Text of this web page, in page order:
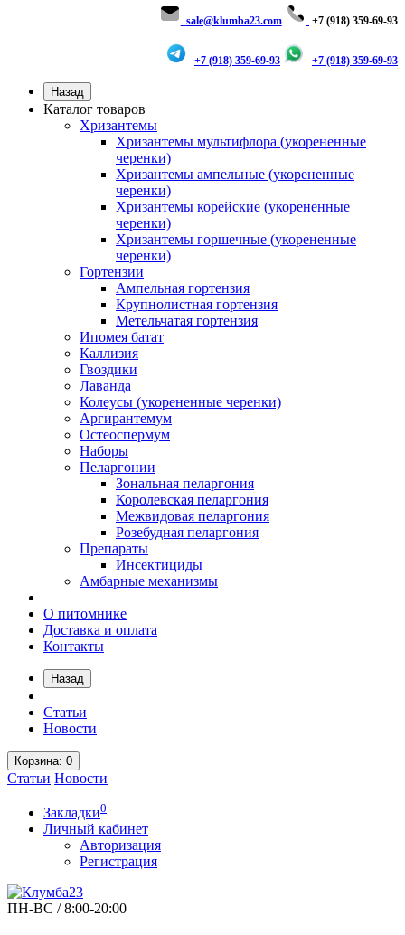
sale@klumba23.com +7 (918) 359-69-93
+7 (918) 359-69-93 +7 (918) 359-69-93
Назад
Каталог товаров
Хризантемы
Хризантемы мультифлора (укорененные
черенки)
Хризантемы ампельные (укорененные
черенки)
Хризантемы корейские (укорененные
черенки)
Хризантемы горшечные (укорененные
черенки)
Гортензии
Ампельная гортензия
Крупнолистная гортензия
Метельчатая гортензия
Ипомея батат
Каллизия
Гвоздики
Лаванда
Колеусы (укорененные черенки)
Аргирантемум
Остеоспермум
Наборы
Пеларгонии
Зональная пеларгония
Королевская пеларгония
Межвидовая пеларгония
Розебудная пеларгония
Препараты
Инсектициды
Амбарные механизмы
О питомнике
Доставка и оплата
Контакты
Назад
Статьи
Новости
Корзина: 0
Статьи Новости
Закладки0
Личный кабинет
Авторизация
Регистрация
ПН-ВС / 8:00-20:00